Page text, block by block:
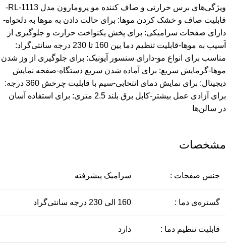
ویژگی‌های برس حرارتی و صاف کننده مو پرومارون مدل RL-1113-
قابلیت صاف و خشک کردن موها: برای حالت دادن به موها به دلخواه-
دارای صفحات سرامیکی: برای پخش یکنواخت حرارت و جلوگیری از
آسیب به موها-قابلیت تنظیم دما بین 160 تا 230 درجه سانتی‌گراد:
مناسب برای انواع مو-دارای سنسور آیونیک: برای جلوگیری از وز شدن
موها-گرمایش سریع: برای آماده شدن سریع دستگاه-صفحه نمایش
دیجیتال: برای نمایش دمای انتخابی-سیم با قابلیت چرخش 360 درجه:
برای آزادی عمل بیشتر-کابل برق بلند 2.5 متری: برای استفاده آسان
در سالن‌ها
مشخصات
جنس صفحات : سرامیک پیشرفته
گستره‌ی دما : 160 الی 230 درجه سانتی‌گراد
قابلیت تنظیم دما : دارد